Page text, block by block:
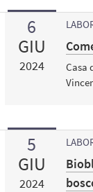
6
GIU
2024
Casa
5
GIU
2024